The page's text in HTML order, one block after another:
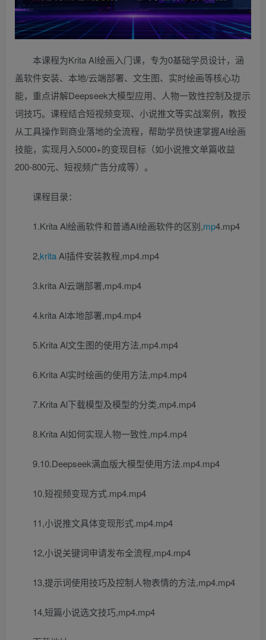
本课程为Krita AI绘画入门课，专为0基础学员设计，涵
盖软件安装、本地/云端部署、文生图、实时绘画等核心功
能，重点讲解Deepseek大模型应用、人物一致性控制及提示
词技巧。课程结合短视频变现、小说推文等实战案例，教授
从工具操作到商业落地的全流程，帮助学员快速掌握AI绘画
技能，实现月入5000+的变现目标（如小说推文单篇收益
200-800元、短视频广告分成等）。
课程目录：
1.Krita Al绘画软件和普通AI绘画软件的区别,mp4.mp4
2,krita Al插件安装教程,mp4.mp4
3.krita Al云端部署,mp4.mp4
4.krita Al本地部署,mp4.mp4
5.Krita Al文生图的使用方法,mp4.mp4
6.Krita Al实时绘画的使用方法,mp4.mp4
7.Krita Al下载模型及模型的分类,mp4.mp4
8.Krita Al如何实现人物一致性,mp4.mp4
9.10.Deepseek满血版大模型使用方法.mp4.mp4
10.短视频变现方式.mp4.mp4
11,小说推文具体变现形式.mp4.mp4
12,小说关键词申请发布全流程,mp4.mp4
13,提示词使用技巧及控制人物表情的方法,mp4.mp4
14,短篇小说选文技巧,mp4.mp4